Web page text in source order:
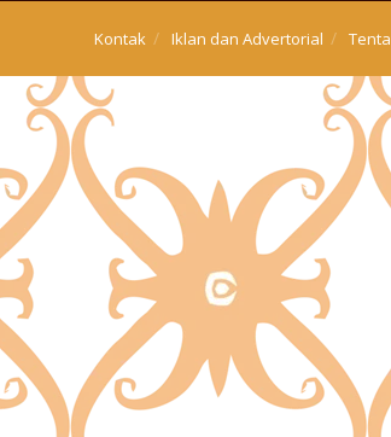
Kontak Iklan dan Advertorial